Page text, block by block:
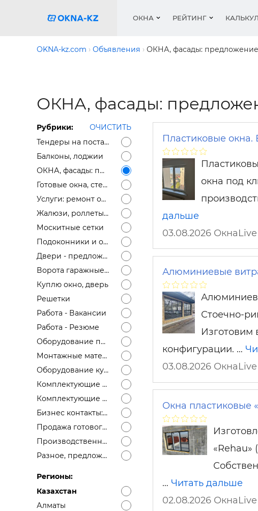
ОКНА
Деревянные
РЕЙТИНГ
Услуги
Системы
Медиа
Ремонт окон
Подоконники
Ворота
Куплю окно,
Работа -
Двери
Сетки
Подоконники
Ворота
Жалюзи
Защитные
Галерея окон
Рейтинг
OKNA-kz.com Объявления ОКНА, фасады: предложение
ОКНА, фасады:
Рубрики:
ОЧИСТИТЬ
Тендеры на поставку окон, фасадов
Балконы, лоджии
ОКНА, фасады: предложение
Готовые окна, стеклопакеты, подоконники (остатки)
Услуги: ремонт окон, доставка окон, откосы
Жалюзи, роллеты, маркизы
Москитные сетки
Подоконники и отливы
Двери - предложение
Ворота гаражные, откатные, распашные
Куплю окно, дверь
Решетки
Работа - Вакансии
Работа - Резюме
Оборудование продам
Монтажные материалы
Оборудование куплю
Комплектующие для окон, дверей - предложение
Комплектующие для окон, дверей - спрос
Бизнес контакты: ищу дилера, ищем постоянного поставщика окон
Продажа готового бизнеса
Производственные площади, офисы
Разное, предложение, спрос
Регионы:
Казахстан
Алматы
Пластиковые окна.
окна под
дальше
03.08.2026 ОкнаLive
Алюминиевые
Стоечно-
конфигурации. …
03.08.2026 ОкнаLive
Окна пластиковые
«Rehau»
… Читать дальше
02.08.2026 ОкнаLive